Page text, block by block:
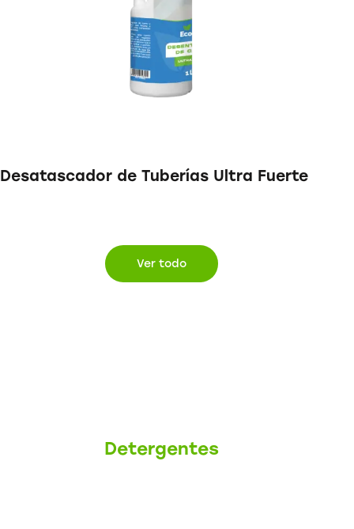
Desatascador de Tuberías Ultra Fuerte
Ver todo
Detergentes